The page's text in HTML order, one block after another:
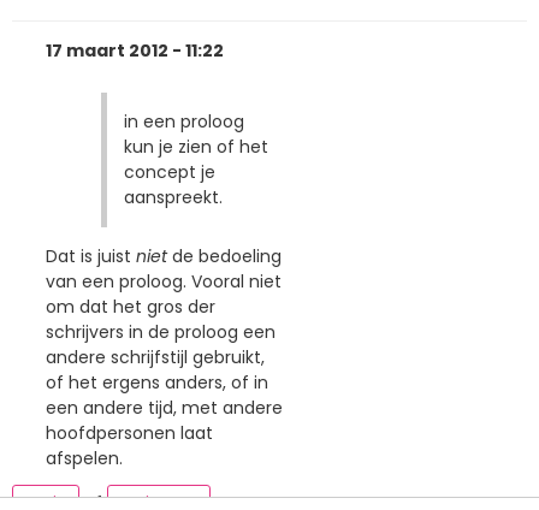
17 maart 2012 - 11:22
in een proloog
kun je zien of het
concept je
aanspreekt.
Dat is juist nietde bedoeling
van een proloog. Vooral niet
om dat het gros der
schrijvers in de proloog een
andere schrijfstijl gebruikt,
of het ergens anders, of in
een andere tijd, met andere
hoofdpersonen laat
afspelen.
Login of registreer om te reageren